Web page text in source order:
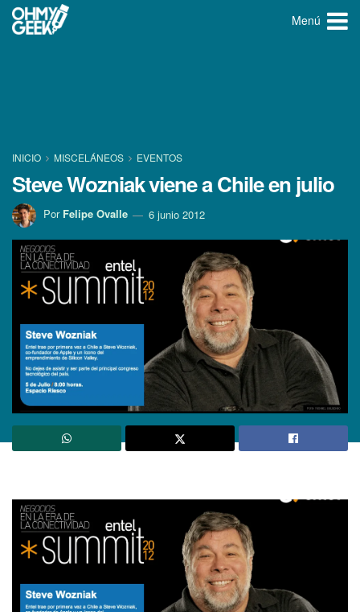
Menú
INICIO MISCELÁNEOS EVENTOS
Steve Wozniak viene a Chile en julio
Por Felipe Ovalle 6 junio 2012